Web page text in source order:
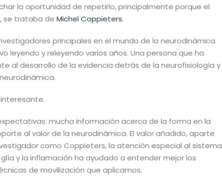
la oportunidad de repetirlo, principalmente porque el
se trataba de Michel Coppieters.
principales en el mundo de la neurodinámica.
leyendo y releyendo varios años. Una persona que ha
al desarrollo de la evidencia detrás de la neurofisiología y
mucha información acerca de la forma en la
al valor de la neurodinámica. El valor añadido, aparte
como Coppieters, la atención especial al sistema
y la inflamación ha ayudado a entender mejor los
de movilización que aplicamos.